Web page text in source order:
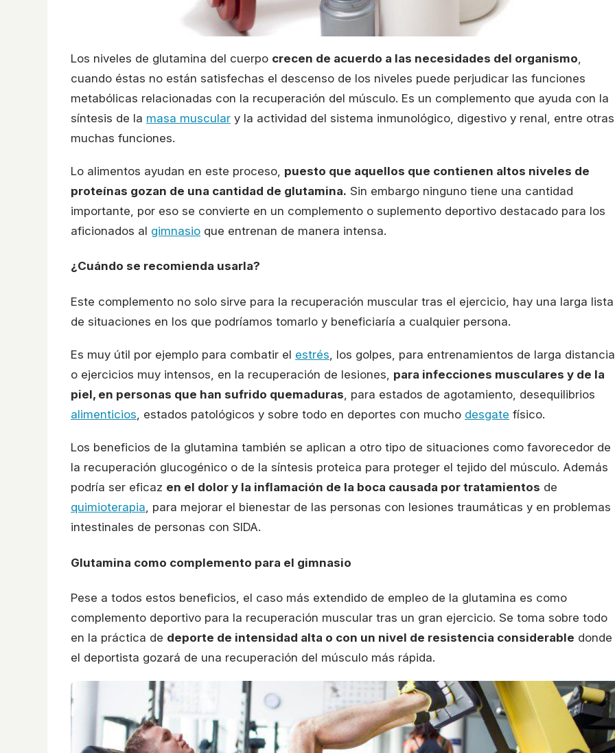
Los niveles de glutamina del cuerpo crecen de acuerdo a las necesidades del organismo
cuando éstas no están satisfechas el descenso de los niveles puede perjudicar las funciones
metabólicas relacionadas con la recuperación del músculo. Es un complemento que ayuda con la
síntesis de la masa muscular y la actividad del sistema inmunológico, digestivo y renal, entre otras
muchas funciones.
Lo alimentos ayudan en este proceso, puesto que aquellos que contienen altos niveles de
proteínas gozan de una cantidad de glutamina. Sin embargo ninguno tiene una cantidad
importante, por eso se convierte en un complemento o suplemento deportivo destacado para los
aficionados al gimnasio que entrenan de manera intensa.
¿Cuándo se recomienda usarla?
Este complemento no solo sirve para la recuperación muscular tras el ejercicio, hay una larga lista
de situaciones en los que podríamos tomarlo y beneficiaría a cualquier persona.
Es muy útil por ejemplo para combatir el estrés , los golpes, para entrenamientos de larga distancia
o ejercicios muy intensos, en la recuperación de lesiones, para infecciones musculares y de la
piel, en personas que han sufrido quemaduras , para estados de agotamiento, desequilibrios
alimenticios , estados patológicos y sobre todo en deportes con mucho desgate físico.
Los beneficios de la glutamina también se aplican a otro tipo de situaciones como favorecedor de
la recuperación glucogénico o de la síntesis proteica para proteger el tejido del músculo. Además
podría ser eficaz en el dolor y la inflamación de la boca causada por tratamientos de
quimioterapia , para mejorar el bienestar de las personas con lesiones traumáticas y en problemas
intestinales de personas con SIDA.
Glutamina como complemento para el gimnasio
Pese a todos estos beneficios, el caso más extendido de empleo de la glutamina es como
complemento deportivo para la recuperación muscular tras un gran ejercicio. Se toma sobre todo
en la práctica de deporte de intensidad alta o con un nivel de resistencia considerable donde
el deportista gozará de una recuperación del músculo más rápida.